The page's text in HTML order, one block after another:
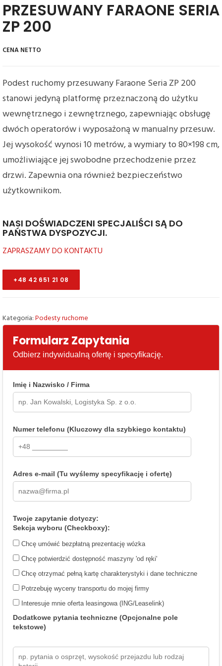
PRZESUWANY FARAONE SERIA
ZP 200
Podest ruchomy przesuwany Faraone Seria ZP 200
stanowi jedyną platformę przeznaczoną do użytku
wewnętrznego i zewnętrznego, zapewniając obsługę
dwóch operatorów i wyposażoną w manualny przesuw.
Jej wysokość wynosi 10 metrów, a wymiary to 80×198 cm,
umożliwiające jej swobodne przechodzenie przez
drzwi. Zapewnia ona również bezpieczeństwo
użytkownikom.
NASI DOŚWIADCZENI SPECJALIŚCI SĄ DO
PAŃSTWA DYSPOZYCJI.
ZAPRASZAMY DO KONTAKTU
+48 42 651 21 08
Kategoria:Podesty ruchome
Formularz Zapytania
Odbierz indywidualną ofertę i specyfikację.
Imię i Nazwisko / Firma
Numer telefonu (Kluczowy dla szybkiego kontaktu)
Adres e-mail (Tu wyślemy specyfikację i ofertę)
Twoje zapytanie dotyczy:
Sekcja wyboru (Checkboxy):
Chcę umówić bezpłatną prezentację wózka
Chcę potwierdzić dostępność maszyny 'od ręki'
Chcę otrzymać pełną kartę charakterystyki i dane techniczne
Potrzebuję wyceny transportu do mojej firmy
Interesuje mnie oferta leasingowa (ING/Leaselink)
Dodatkowe pytania techniczne (Opcjonalne pole
tekstowe)